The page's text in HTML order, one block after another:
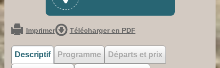
Imprimer Télécharger en PDF
Descriptif Programme Départs et prix